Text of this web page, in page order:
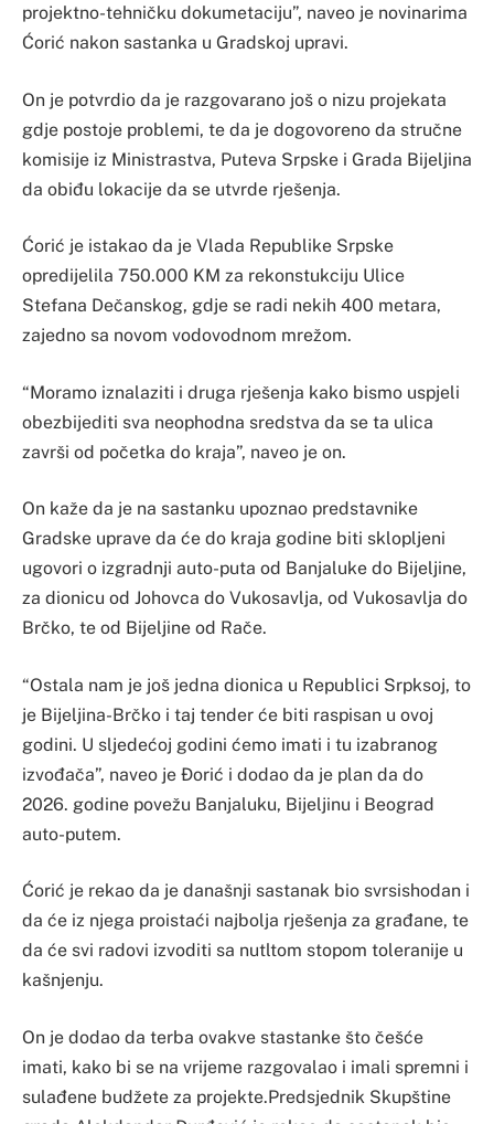
projektno-tehničku dokumetaciju”, naveo je novinarima
Ćorić nakon sastanka u Gradskoj upravi.
On je potvrdio da je razgovarano još o nizu projekata
gdje postoje problemi, te da je dogovoreno da stručne
komisije iz Ministrastva, Puteva Srpske i Grada Bijeljina
da obiđu lokacije da se utvrde rješenja.
Ćorić je istakao da je Vlada Republike Srpske
opredijelila 750.000 KM za rekonstukciju Ulice
Stefana Dečanskog, gdje se radi nekih 400 metara,
zajedno sa novom vodovodnom mrežom.
“Moramo iznalaziti i druga rješenja kako bismo uspjeli
obezbijediti sva neophodna sredstva da se ta ulica
završi od početka do kraja”, naveo je on.
On kaže da je na sastanku upoznao predstavnike
Gradske uprave da će do kraja godine biti sklopljeni
ugovori o izgradnji auto-puta od Banjaluke do Bijeljine,
za dionicu od Johovca do Vukosavlja, od Vukosavlja do
Brčko, te od Bijeljine od Rače.
“Ostala nam je još jedna dionica u Republici Srpksoj, to
je Bijeljina-Brčko i taj tender će biti raspisan u ovoj
godini. U sljedećoj godini ćemo imati i tu izabranog
izvođača”, naveo je Đorić i dodao da je plan da do
2026. godine povežu Banjaluku, Bijeljinu i Beograd
auto-putem.
Ćorić je rekao da je današnji sastanak bio svrsishodan i
da će iz njega proistaći najbolja rješenja za građane, te
da će svi radovi izvoditi sa nutltom stopom toleranije u
kašnjenju.
On je dodao da terba ovakve stastanke što češće
imati, kako bi se na vrijeme razgovalao i imali spremni i
sulađene budžete za projekte.Predsjednik Skupštine